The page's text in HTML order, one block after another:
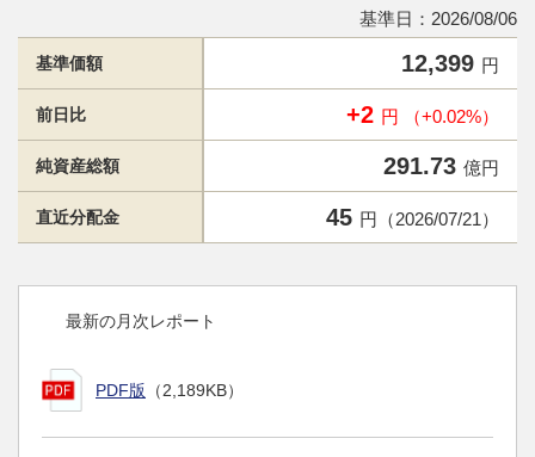
基準日：2026/08/06
基準価額 12,399 円
前日比 +2 円 （+0.02%）
純資産総額 291.73 億円
直近分配金 45 円（2026/07/21）
最新の月次レポート
PDF版 （2,189KB）